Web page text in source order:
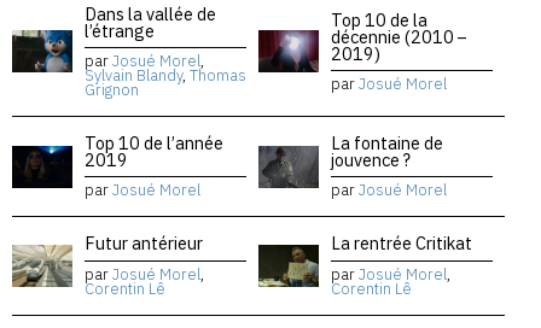
Dans la vallée de
l’étrange
parJosué Morel,
Sylvain Blandy, Thomas
Grignon
Top 10 de la
décennie (2010 –
2019)
parJosué Morel
Top 10 de l’année
2019
parJosué Morel
La fontaine de
jouvence ?
parJosué Morel
Futur antérieur
parJosué Morel,
Corentin Lê
La rentrée Critikat
parJosué Morel,
Corentin Lê